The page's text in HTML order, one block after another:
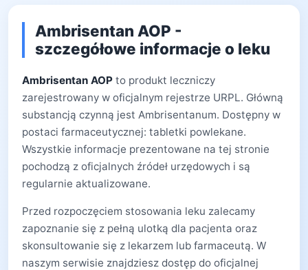
Ambrisentan AOP -
szczegółowe informacje o leku
Ambrisentan AOP to produkt leczniczy
zarejestrowany w oficjalnym rejestrze URPL. Główną
substancją czynną jest Ambrisentanum. Dostępny w
postaci farmaceutycznej: tabletki powlekane.
Wszystkie informacje prezentowane na tej stronie
pochodzą z oficjalnych źródeł urzędowych i są
regularnie aktualizowane.
Przed rozpoczęciem stosowania leku zalecamy
zapoznanie się z pełną ulotką dla pacjenta oraz
skonsultowanie się z lekarzem lub farmaceutą. W
naszym serwisie znajdziesz dostęp do oficjalnej